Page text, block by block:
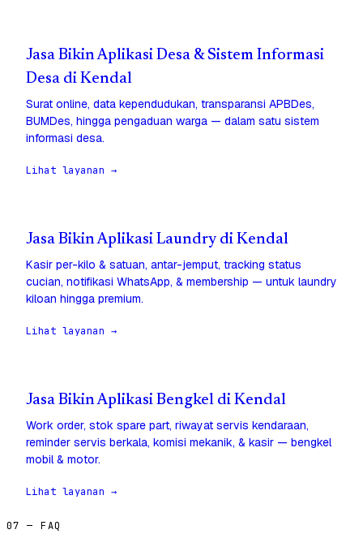
Jasa Bikin Aplikasi Desa & Sistem Informasi
Desa di Kendal
Surat online, data kependudukan, transparansi APBDes,
BUMDes, hingga pengaduan warga — dalam satu sistem
informasi desa.
Lihat layanan →
Jasa Bikin Aplikasi Laundry di Kendal
Kasir per-kilo & satuan, antar-jemput, tracking status
cucian, notifikasi WhatsApp, & membership — untuk laundry
kiloan hingga premium.
Lihat layanan →
Jasa Bikin Aplikasi Bengkel di Kendal
Work order, stok spare part, riwayat servis kendaraan,
reminder servis berkala, komisi mekanik, & kasir — bengkel
mobil & motor.
Lihat layanan →
07 — FAQ